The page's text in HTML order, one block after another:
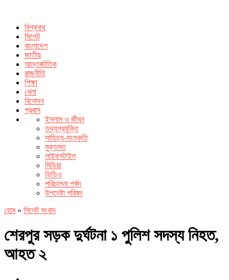
বিশ্বনাথ
সিলেট
বাংলাদেশ
জাতীয়
আন্তর্জাতিক
রাজনীতি
শিক্ষা
খেলা
বিনোদন
প্রবাস
ইসলাম ও জীবন
তথ্যপ্রযুক্তি
সাহিত্য-সংস্কৃতি
মুক্তমত
লাইফস্টাইল
মিডিয়া
ভিডিও
পরিচালনা পর্ষদ
উপদেষ্টা পরিষদ
হোম» সিলেট সংবাদ
শেরপুর সড়ক দুর্ঘটনা ১ পুলিশ সদস্য নিহত,
আহত ২